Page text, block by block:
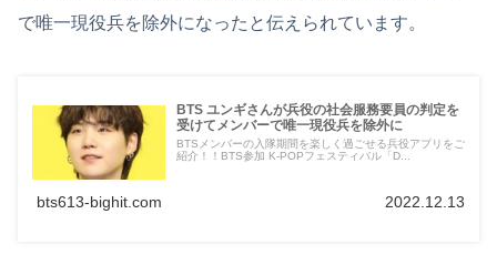
で唯一現役兵を除外になったと伝えられています。
BTS ユンギさんが兵役の社会服務要員の判定を
受けてメンバーで唯一現役兵を除外に
BTSメンバーの入隊期間を楽しく過ごせる兵役アプリをご
紹介！！BTS参加 K-POPフェスティバル「D...
bts613-bighit.com 2022.12.13